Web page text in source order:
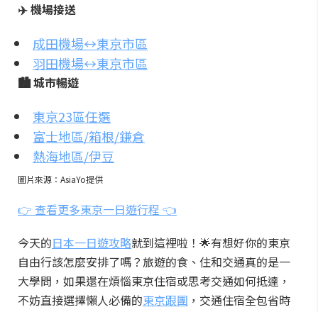
✈️ 機場接送
成田機場↔️東京市區
羽田機場↔️東京市區
🏙️ 城市暢遊
東京23區任選
富士地區/箱根/鎌倉
熱海地區/伊豆
圖片來源：AsiaYo提供
👉 查看更多東京一日遊行程 👈
今天的日本一日遊攻略就到這裡啦！🌟有想好你的東京
自由行該怎麼安排了嗎？旅遊的食、住和交通真的是一
大學問，如果還在煩惱東京住宿或思考交通如何抵達，
不妨直接選擇懶人必備的東京跟團 ，交通住宿全包省時